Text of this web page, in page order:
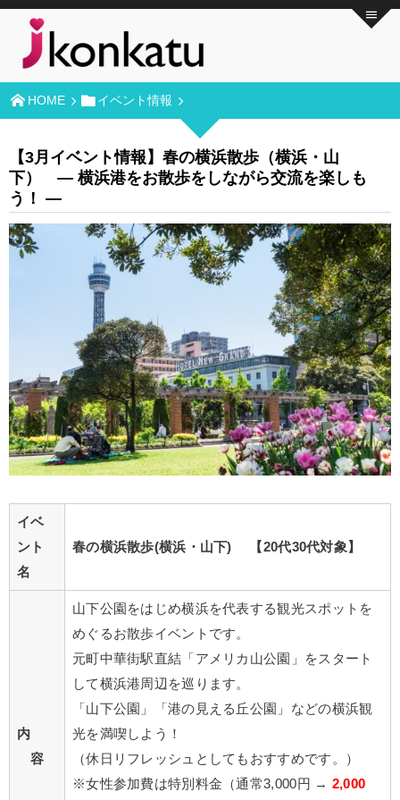
HOME イベント情報
【3月イベント情報】春の横浜散歩（横浜・山
下） ― 横浜港をお散歩をしながら交流を楽しも
う！ ―
イベ
ント
名
春の横浜散歩(横浜・山下) 【20代30代対象】
内
容
山下公園をはじめ横浜を代表する観光スポットを
めぐるお散歩イベントです。
元町中華街駅直結「アメリカ山公園」をスタート
して横浜港周辺を巡ります。
「山下公園」「港の見える丘公園」などの横浜観
光を満喫しよう！
（休日リフレッシュとしてもおすすめです。）
※女性参加費は特別料金（通常3,000円 → 2,000